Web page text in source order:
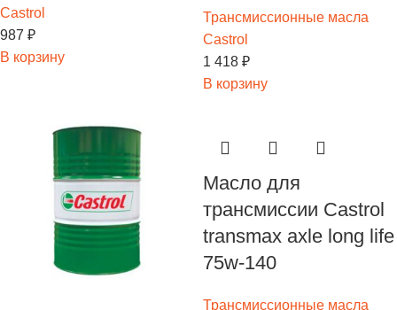
Castrol
987 ₽
В корзину
Трансмиссионные масла
Castrol
1 418 ₽
В корзину
Масло для
трансмиссии Castrol
transmax axle long life
75w-140
Трансмиссионные масла